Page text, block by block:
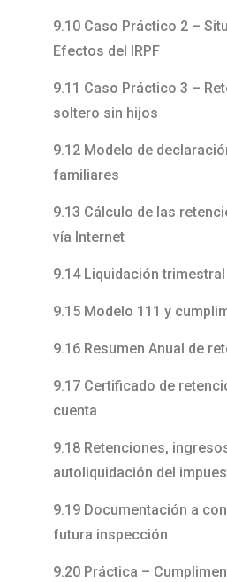
9.10 Caso Práctico 2 –
Efectos del IRPF
9.11 Caso Práctico 3 –
soltero sin hijos
9.12 Modelo de
familiares
9.13 Cálculo de las
vía Internet
9.14 Liquidación
9.15 Modelo 111 y
9.16 Resumen Anual de
9.17 Certificado de
cuenta
9.18 Retenciones,
autoliquidación del
9.19 Documentación a
futura inspección
9.20 Práctica –